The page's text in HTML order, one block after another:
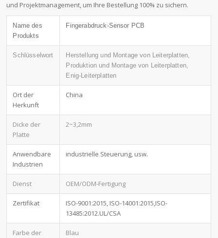
und Projektmanagement, um Ihre Bestellung 100% zu sichern.
Name des
Produkts
Fingerabdruck-Sensor PCB
Schlüsselwort
Herstellung und Montage von Leiterplatten,
Produktion und Montage von Leiterplatten,
Enig-Leiterplatten
Ort der
Herkunft
China
Dicke der
Platte
2~3,2mm
Anwendbare
Industrien
industrielle Steuerung, usw.
Dienst OEM/ODM-Fertigung
Zertifikat
ISO-9001:2015, ISO-14001:2015,ISO-
13485:2012.UL/CSA
Farbe der
Blau